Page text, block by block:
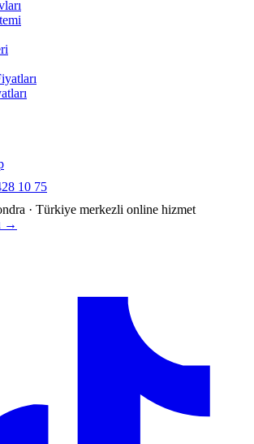
10 75
· Türkiye merkezli online hizmet
→